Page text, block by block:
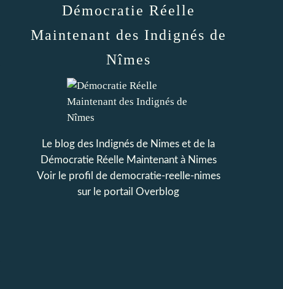
Démocratie Réelle
Maintenant des Indignés de
Nîmes
Le blog des Indignés de Nimes et de la
Démocratie Réelle Maintenant à Nimes
Voir le profil de democratie-reelle-nimes
sur le portail Overblog